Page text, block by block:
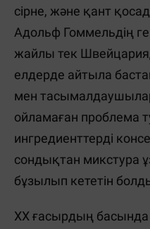
сірне, және қант
Адольф Гоммельдің
жайлы тек
елдерде айтыла
мен
ойламаған проблема
ингредиенттерді
сондықтан микстура
бұзылып кететін
XX ғасырдың басында